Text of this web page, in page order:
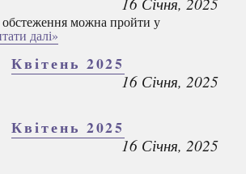
обстеження можна пройти у
далі»
Квітень 2025
16 Січня, 2025
Квітень 2025
16 Січня, 2025